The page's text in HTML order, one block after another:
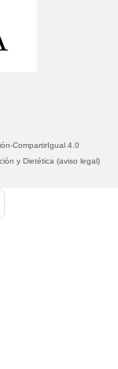
CompartirIgual 4.0
y Dietética (aviso legal)